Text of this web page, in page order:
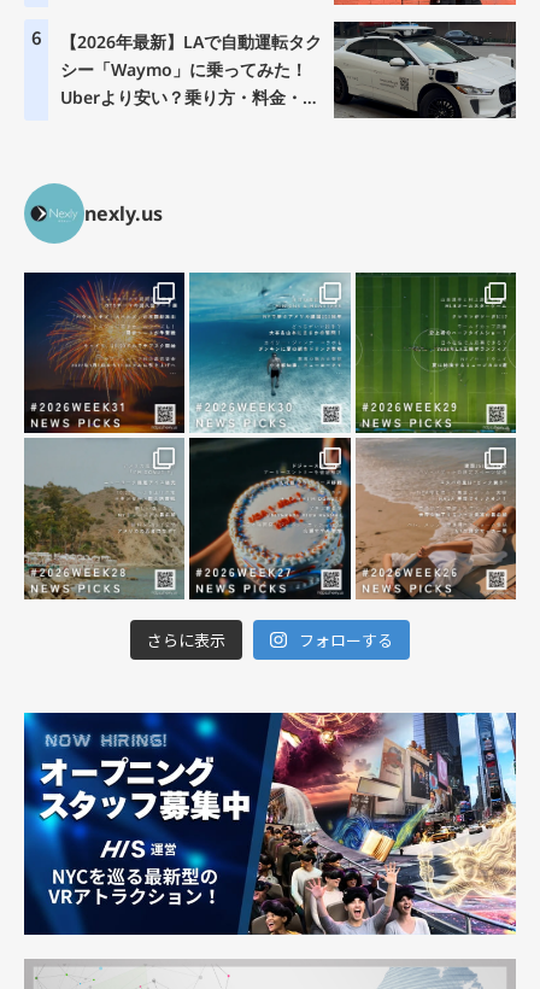
6
【2026年最新】LAで自動運転タク
シー「Waymo」に乗ってみた！
Uberより安い？乗り方・料金・注
nexly.us
さらに表示 フォローする